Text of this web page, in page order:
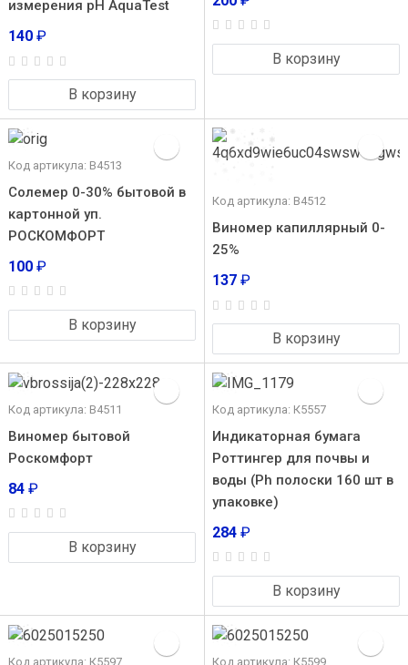
измерения pH AquaTest
140 ₽
В корзину
В корзину
Код артикула: В4513
Солемер 0-30% бытовой в
картонной уп.
РОСКОМФОРТ
100 ₽
В корзину
Код артикула: В4512
Виномер капиллярный 0-
25%
137 ₽
В корзину
Код артикула: В4511
Виномер бытовой
Роскомфорт
84 ₽
В корзину
Код артикула: К5557
Индикаторная бумага
Роттингер для почвы и
воды (Ph полоски 160 шт в
упаковке)
284 ₽
В корзину
Код артикула: К5597 Код артикула: К5599